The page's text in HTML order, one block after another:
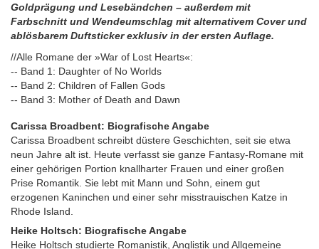
Goldprägung und Lesebändchen – außerdem mit
Farbschnitt und Wendeumschlag mit alternativem Cover und
ablösbarem Duftsticker exklusiv in der ersten Auflage.
//Alle Romane der »War of Lost Hearts«:
-- Band 1: Daughter of No Worlds
-- Band 2: Children of Fallen Gods
-- Band 3: Mother of Death and Dawn
Carissa Broadbent: Biografische Angabe
Carissa Broadbent schreibt düstere Geschichten, seit sie etwa
neun Jahre alt ist. Heute verfasst sie ganze Fantasy-Romane mit
einer gehörigen Portion knallharter Frauen und einer großen
Prise Romantik. Sie lebt mit Mann und Sohn, einem gut
erzogenen Kaninchen und einer sehr misstrauischen Katze in
Rhode Island.
Heike Holtsch: Biografische Angabe
Heike Holtsch studierte Romanistik, Anglistik und Allgemeine